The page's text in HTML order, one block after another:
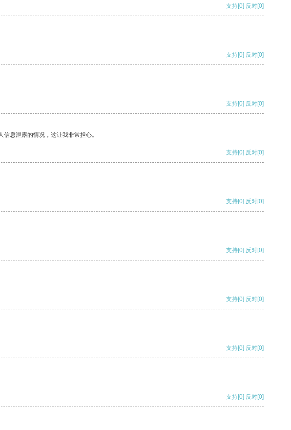
支持[0] 反对[0]
支持[0] 反对[0]
支持[0] 反对[0]
息泄露的情况，这让我非常担心。
支持[0] 反对[0]
支持[0] 反对[0]
支持[0] 反对[0]
支持[0] 反对[0]
支持[0] 反对[0]
支持[0] 反对[0]